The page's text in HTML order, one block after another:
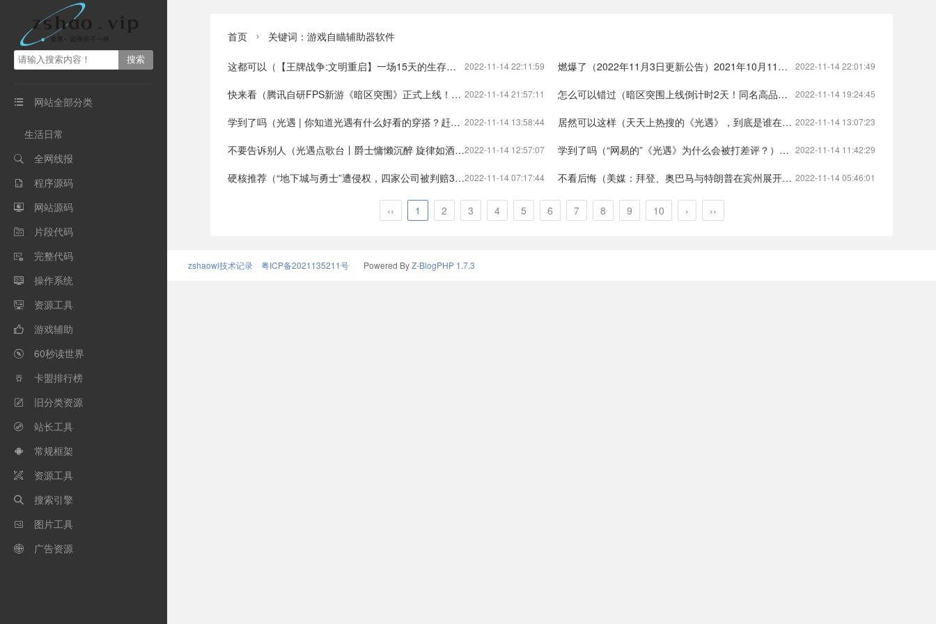
 网站全部分类
生活日常
 全网线报
 程序源码
 网站源码
 片段代码
 完整代码
 操作系统
 资源工具
 游戏辅助
 60秒读世界
 卡盟排行榜
 旧分类资源
 站长工具
 常规框架
 资源工具
 搜索引擎
 图片工具
 广告资源
首页  关键词：游戏自瞄辅助器软件
2022-11-14 22:11:59
这都可以（【王牌战争:文明重启】一场15天的生存试验）王牌战争文明重启快速发育王牌战争:文明重启 2022-11-14 22:01:49
燃爆了（2022年11月3日更新公告）2021年10月11日适合入宅吗王牌战争:文明重启
2022-11-14 21:57:11
快来看（腾讯自研FPS新游《暗区突围》正式上线！超实用工具汇总）暗区突围手游最新版本暗区突围物资透视挂ios 2022-11-14 19:24:45
怎么可以错过（暗区突围上线倒计时2天！同名高品质CG宣传片预告曝光）暗区突围第二轮测试暗区突围贵重物品透视挂
2022-11-14 13:58:44
学到了吗（光遇 | 你知道光遇有什么好看的穿搭？赶紧搭配起来吧！）光遇好看搭配光遇 2022-11-14 13:07:23
居然可以这样（天天上热搜的《光遇》，到底是谁在玩？）光遇为什么火爆光遇
2022-11-14 12:57:07
不要告诉别人（光遇点歌台丨爵士慵懒沉醉 旋律如酒香醇）光遇音乐室烛火光遇 2022-11-14 11:42:29
学到了吗（“网易的”《光遇》为什么会被打差评？）光遇为什么看见全是萌新装光遇
2022-11-14 07:17:44
硬核推荐（“地下城与勇士”遭侵权，四家公司被判赔3000万元）地下城与鬼剑士单机手机版地下城与勇士 2022-11-14 05:46:01
不看后悔（美媒：拜登、奥巴马与特朗普在宾州展开正面交锋）奥巴马和特朗普交接时新闻地下城与勇士
‹‹ 1 2 3 4 5 6 7 8 9 10 › ››
zshaowl技术记录 粤ICP备2021135211号 Powered ByZ-BlogPHP 1.7.3